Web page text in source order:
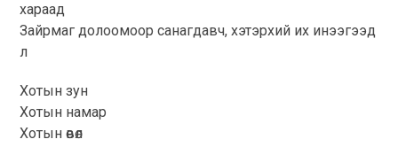
хараад
Зайрмаг долоомоор санагдавч, хэтэрхий их инээгээд
л
Хотын зун
Хотын намар
Хотын өвөл